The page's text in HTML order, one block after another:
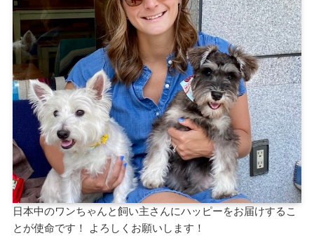
日本中のワンちゃんと飼い主さんにハッピーをお届けするこ
とが使命です！ よろしくお願いします！